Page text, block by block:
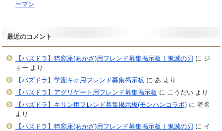
ーマン
最近のコメント
【パズドラ】猗窩座(あかざ)用フレンド募集掲示板｜鬼滅の刃 に ジ
ョー より
【パズドラ】学園キオ用フレンド募集掲示板 に あ より
【パズドラ】アグリゲート用フレンド募集掲示板 に こうだいより
【パズドラ】キリン用フレンド募集掲示板(モンハンコラボ)に 匿名
より
【パズドラ】猗窩座(あかざ)用フレンド募集掲示板｜鬼滅の刃 に イ